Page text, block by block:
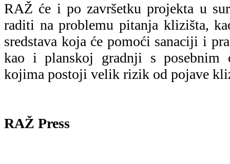
RAŽ će i po završetku projekta u
raditi na problemu pitanja klizišta,
sredstava koja će pomoći sanaciji i
kao i planskoj gradnji s posebnim
kojima postoji velik rizik od pojave
RAŽ Press